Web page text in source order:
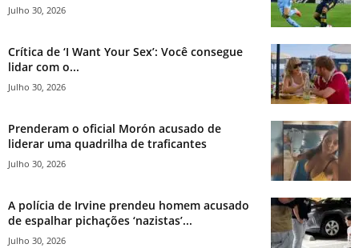
Julho 30, 2026
Crítica de ‘I Want Your Sex’: Você consegue
lidar com o...
Julho 30, 2026
Prenderam o oficial Morón acusado de
liderar uma quadrilha de traficantes
Julho 30, 2026
A polícia de Irvine prendeu homem acusado
de espalhar pichações ‘nazistas’...
Julho 30, 2026